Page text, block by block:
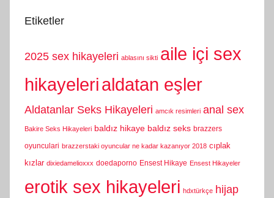
Etiketler
2025 sex hikayeleri ablasını sikti aile içi sex
hikayelerialdatan eşler
Aldatanlar Seks Hikayeleri amcık resimleri anal sex
Bakire Seks Hikayeleri baldız hikaye baldız seks brazzers
oyunculari brazzerstaki oyuncular ne kadar kazanıyor 2018 cıplak
kızlar dixiedamelioxxx doedaporno Ensest Hikaye Ensest Hikayeler
erotik sex hikayeleri hdxtürkçe hijap